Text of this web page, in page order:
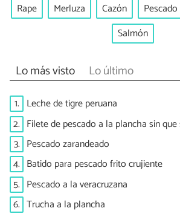
Rape Merluza Cazón
Salmón
Lo más visto Lo último
1. Leche de tigre peruana
2. Filete de pescado a la plancha sin
3. Pescado zarandeado
4. Batido para pescado frito crujiente
5. Pescado a la veracruzana
6. Trucha a la plancha